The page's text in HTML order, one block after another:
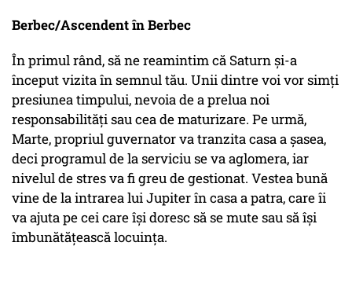
Berbec/Ascendent în Berbec
În primul rând, să ne reamintim că Saturn și-a
început vizita în semnul tău. Unii dintre voi vor simți
presiunea timpului, nevoia de a prelua noi
responsabilități sau cea de maturizare. Pe urmă,
Marte, propriul guvernator va tranzita casa a șasea,
deci programul de la serviciu se va aglomera, iar
nivelul de stres va fi greu de gestionat. Vestea bună
vine de la intrarea lui Jupiter în casa a patra, care îi
va ajuta pe cei care își doresc să se mute sau să își
îmbunătățească locuința.